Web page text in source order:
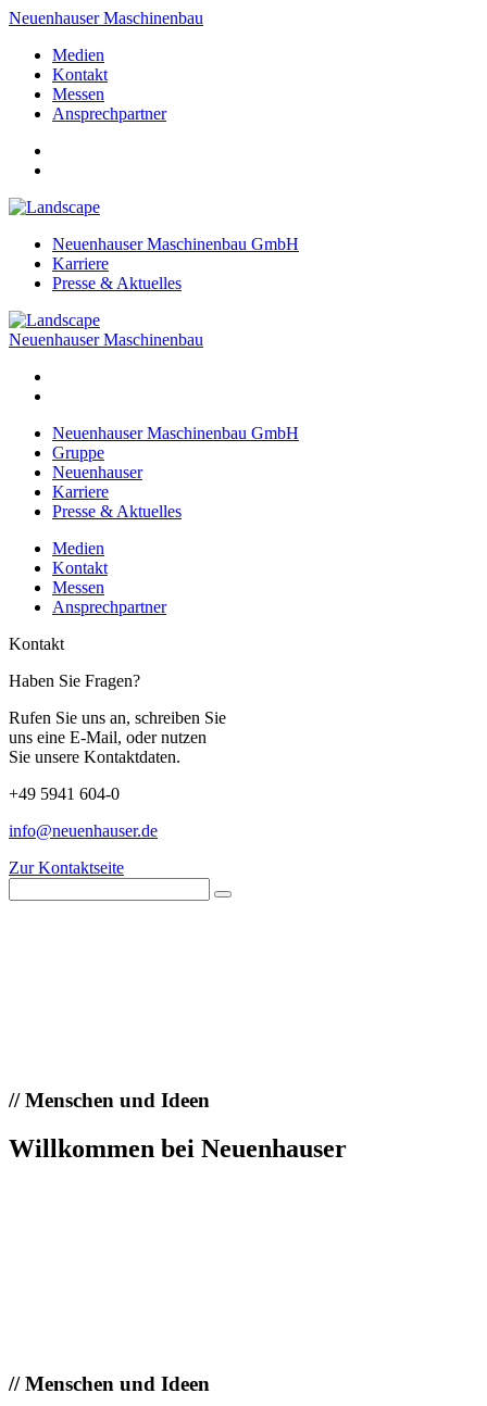
Neuenhauser Maschinenbau
Medien
Kontakt
Messen
Ansprechpartner
Neuenhauser Maschinenbau GmbH
Karriere
Presse & Aktuelles
Neuenhauser Maschinenbau
Neuenhauser Maschinenbau GmbH
Gruppe
Neuenhauser
Karriere
Presse & Aktuelles
Medien
Kontakt
Messen
Ansprechpartner
Kontakt
Haben Sie Fragen?
Rufen Sie uns an, schreiben Sie
uns eine E-Mail, oder nutzen
Sie unsere Kontaktdaten.
+49 5941 604-0
info@neuenhauser.de
Zur Kontaktseite
//Menschen und Ideen
Willkommen bei Neuenhauser
//Menschen und Ideen